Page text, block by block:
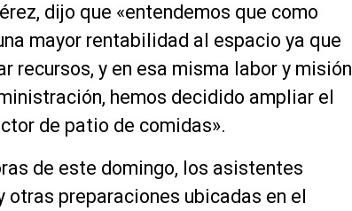
dijo que «entendemos que como
mayor rentabilidad al espacio ya que
recursos, y en esa misma labor y misión
hemos decidido ampliar el
de patio de comidas».
de este domingo, los asistentes
preparaciones ubicadas en el